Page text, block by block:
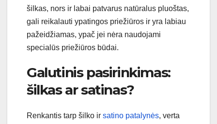
šilkas, nors ir labai patvarus natūralus pluoštas,
gali reikalauti ypatingos priežiūros ir yra labiau
pažeidžiamas, ypač jei nėra naudojami
specialūs priežiūros būdai.
Galutinis pasirinkimas:
šilkas ar satinas?
Renkantis tarp šilko ir satino patalynės, verta